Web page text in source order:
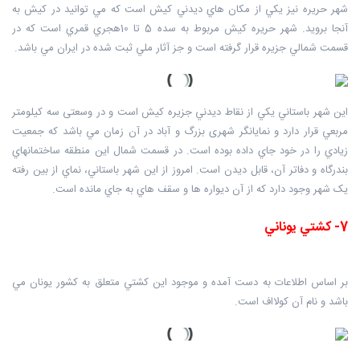
شهر حريره نيز يکي از مکان هاي ديدني کيش است که مي توانيد در کيش به
آنجا برويد. شهر حريره کيش مربوط به سده 5 تا 10هجري قمري است که در
قسمت شمالي جزيره قرار گرفته است و جز آثار ملي ثبت شده در ايران مي باشد.
اين شهر باستاني يکي از نقاط ديدني جزيره کيش است و در وسعتى سه کيلومتر
مربعي قرار دارد و نمايانگر شهرى بزرگ و آباد در آن زمان مي باشد که جمعيت
زيادي را در خود جاي داده بوده است. در قسمت شمال اين منطقه ساختمانهاي
بندرگاه و دفاتر آن، قابل ديدن است. امروز از اين شهر باستاني، نماي از بين رفته
يک شهر وجود دارد که از آن ديواره ها و سقف هاي به جاي مانده است.
7- کشتي يوناني
بر اساس اطلاعات به دست آمده و موجود اين کشتي متعلق به کشور يونان مي
باشد و نام آن کولااف است.